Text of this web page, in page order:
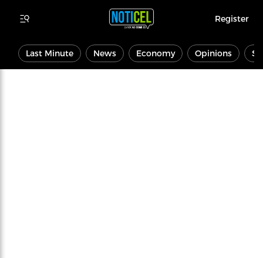
Register
Last Minute News Economy Opinions